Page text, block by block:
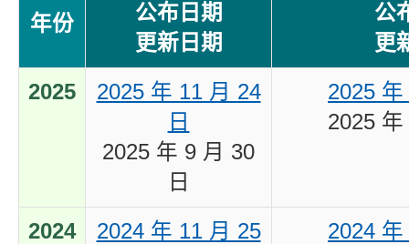
年份
公布日期
更新日期
公
更
2025
2025 年 11 月 24
日
2025 年 9 月 30
日
2025
2025
2024
2024 年 11 月 25
2024